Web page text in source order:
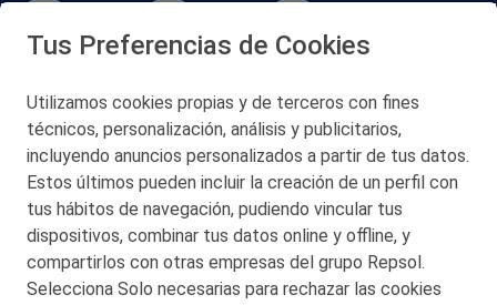
San Martín 5-Edificio Muñatones,
48550 Muskiz (Bizkaia)
Telf. 946 357 000
© 2026 Petronor S.A.
Tus Preferencias de Cookies
Utilizamos cookies propias y de terceros con fines
técnicos, personalización, análisis y publicitarios,
incluyendo anuncios personalizados a partir de tus datos.
Estos últimos pueden incluir la creación de un perfil con
tus hábitos de navegación, pudiendo vincular tus
dispositivos, combinar tus datos online y offline, y
compartirlos con otras empresas del grupo Repsol.
Selecciona Solo necesarias para rechazar las cookies